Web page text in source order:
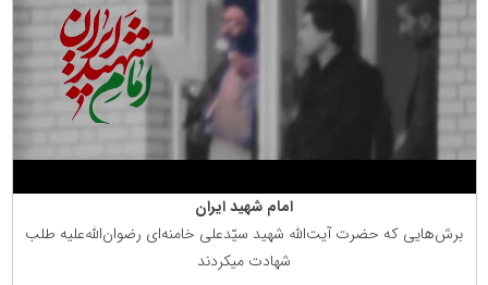
امام شهید ایران
برش‌هایی كه حضرت آیت‌الله شهید سیّدعلی خامنه‌ای رضوان‌الله‌علیه طلب
شهادت میكردند